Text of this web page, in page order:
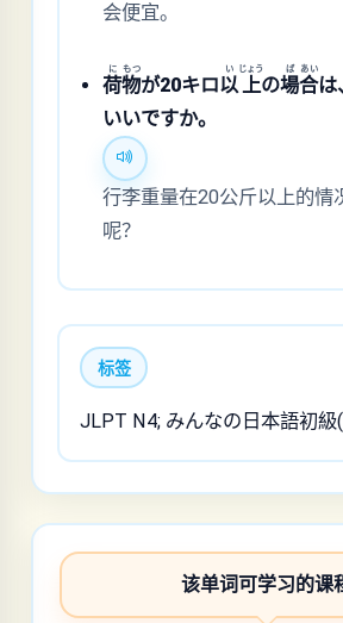
会便宜。
荷
に
物
もつ
が20キロ以
い
上
じょう
の場
ば
合
あい
は
いいですか。
行李重量在20公斤以上的情
呢？
标签
JLPT N4; みんなの日本語初級
该单词可学习的课